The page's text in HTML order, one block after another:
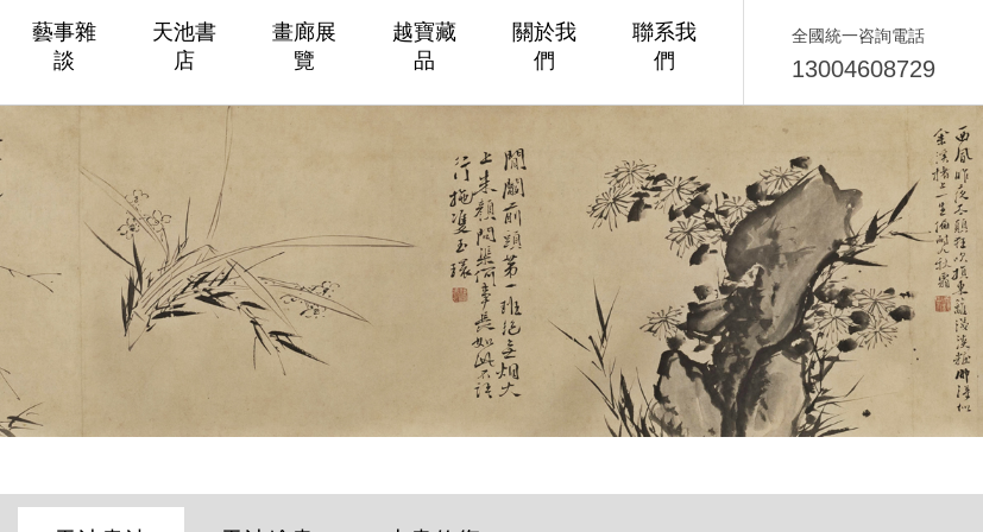
藝事雜
談
天池書
店
畫廊展
覽
越寶藏
品
關於我
們
聯系我
們
全國統一咨詢電話
13004608729